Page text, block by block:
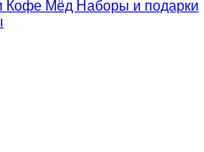
Кофе Мёд Наборы и подарки